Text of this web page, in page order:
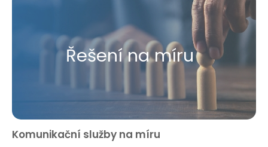
Řešení na míru
Komunikační služby na míru